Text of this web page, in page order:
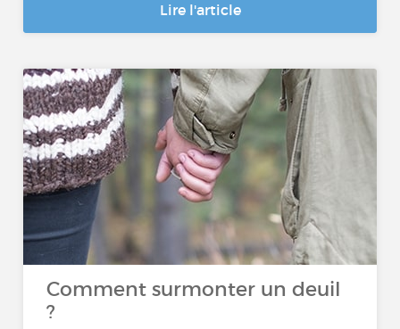
Lire l'article
Comment surmonter un deuil
?